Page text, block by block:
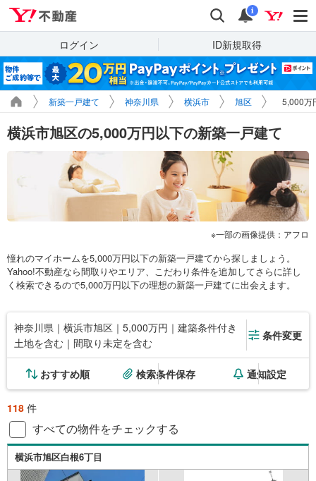
検索 通知
i
ログイン ID新規取得
新築一戸建て 神奈川県 横浜市 旭区 5,000万
横浜市旭区の5,000万円以下の新築一戸建て
一部の画像提供：アフロ
憧れのマイホームを5,000万円以下の新築一戸建てから探しましょう。
Yahoo!不動産なら間取りやエリア、こだわり条件を追加してさらに詳し
く検索できるので5,000万円以下の理想の新築一戸建てに出会えます。
神奈川県｜横浜市旭区｜5,000万円｜建築条件付き
土地を含む｜間取り未定を含む
条件変更
おすすめ順 検索条件保存 通知設定
118 件
すべての物件をチェックする
横浜市旭区白根6丁目